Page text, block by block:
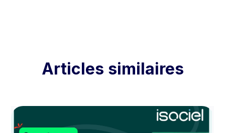
Articles similaires